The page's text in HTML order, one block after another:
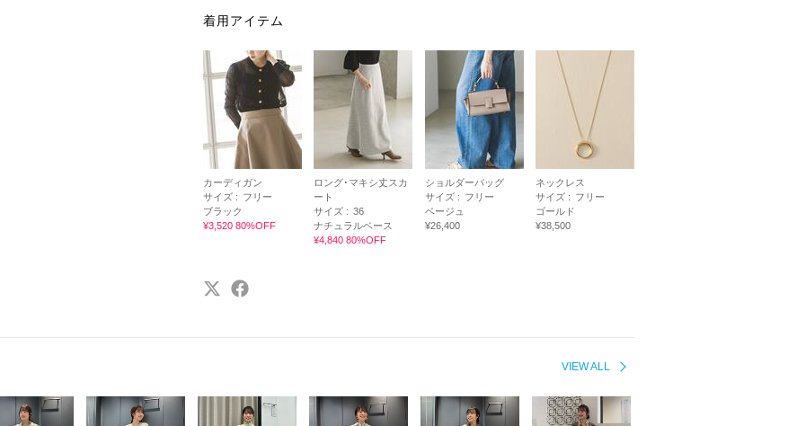
着用アイテム
カーディガン
サイズ : フリー
ブラック
¥3,520 80%OFF
ロング･マキシ丈スカ
ート
サイズ : 36
ナチュラルベース
¥4,840 80%OFF
ショルダーバッグ
サイズ : フリー
ベージュ
¥26,400
ネックレス
サイズ : フリー
ゴールド
¥38,500
VIEW ALL